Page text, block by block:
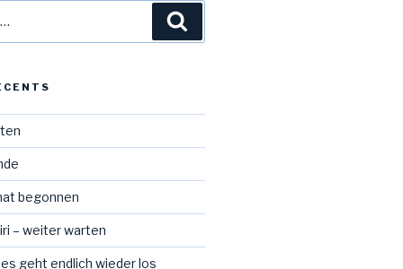
begonnen
– weiter warten
geht endlich wieder los